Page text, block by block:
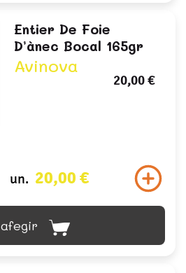
Entier De Foie
D’ànec Bocal 165gr
Avinova
20,00 €
un. 20,00 €
afegir